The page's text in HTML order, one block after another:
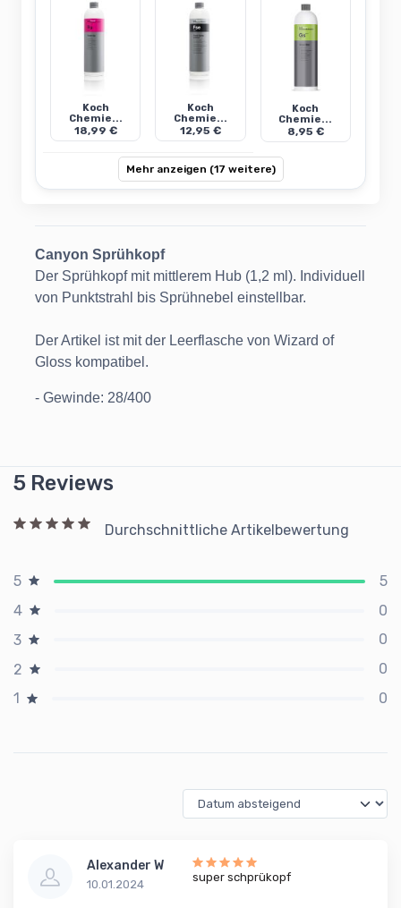
Koch
Chemie...
18,99 €
Koch
Chemie...
12,95 €
Koch
Chemie...
8,95 €
Mehr anzeigen (17 weitere)
Canyon Sprühkopf
Der Sprühkopf mit mittlerem Hub (1,2 ml). Individuell
von Punktstrahl bis Sprühnebel einstellbar.
Der Artikel ist mit der Leerflasche von Wizard of
Gloss kompatibel.
- Gewinde: 28/400
5 Reviews
Durchschnittliche Artikelbewertung
5
5
4
0
3
0
2
0
1
0
Alexander W
10.01.2024
super schprükopf